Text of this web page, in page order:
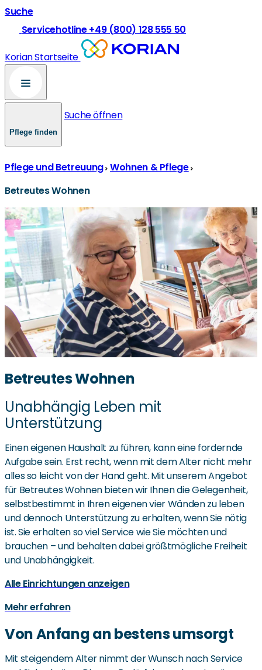
Suche
Servicehotline +49 (800) 128 555 50
Korian Startseite
Pflege finden
Suche öffnen
Pflege und Betreuung Wohnen & Pflege
Betreutes Wohnen
Betreutes Wohnen
Unabhängig Leben mit
Unterstützung
Einen eigenen Haushalt zu führen, kann eine fordernde
Aufgabe sein. Erst recht, wenn mit dem Alter nicht mehr
alles so leicht von der Hand geht. Mit unserem Angebot
für Betreutes Wohnen bieten wir Ihnen die Gelegenheit,
selbstbestimmt in Ihren eigenen vier Wänden zu leben
und dennoch Unterstützung zu erhalten, wenn Sie nötig
ist. Sie erhalten so viel Service wie Sie möchten und
brauchen – und behalten dabei größtmögliche Freiheit
und Unabhängigkeit.
Alle Einrichtungen anzeigen
Mehr erfahren
Von Anfang an bestens umsorgt
Mit steigendem Alter nimmt der Wunsch nach Service